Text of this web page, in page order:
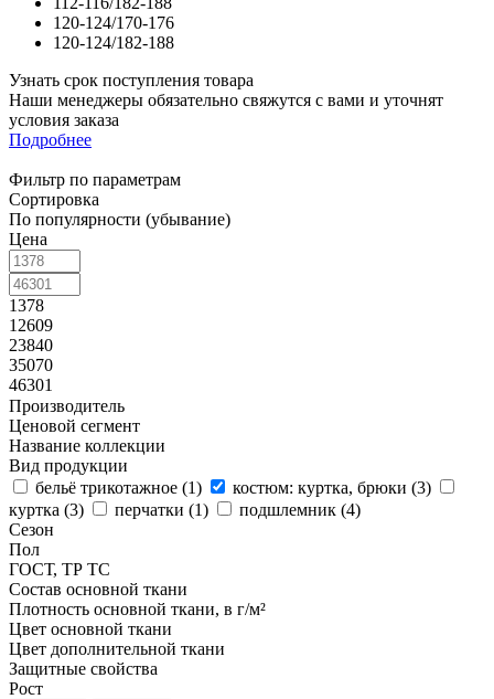
120-124/170-176
120-124/182-188
Узнать срок поступления товара
Наши менеджеры обязательно свяжутся с вами и уточнят
условия заказа
Подробнее
Фильтр по параметрам
Сортировка
По популярности (убывание)
Цена
1378
12609
23840
35070
46301
Производитель
Ценовой сегмент
Название коллекции
Вид продукции
бельё трикотажное (1) костюм: куртка, брюки (3)
куртка (3) перчатки (1) подшлемник (4)
Сезон
Пол
ГОСТ, ТР ТС
Состав основной ткани
Плотность основной ткани, в г/м²
Цвет основной ткани
Цвет дополнительной ткани
Защитные свойства
Рост